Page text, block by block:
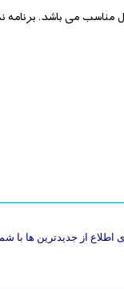
از جدیدترین ها با